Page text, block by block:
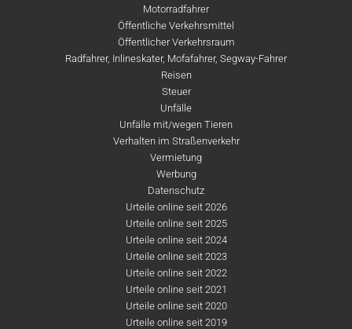
Motorradfahrer
Öffentliche Verkehrsmittel
Öffentlicher Verkehrsraum
Radfahrer, Inlineskater, Mofafahrer, Segway-Fahrer
Reisen
Steuer
Unfälle
Unfälle mit/wegen Tieren
Verhalten im Straßenverkehr
Vermietung
Werbung
Datenschutz
Urteile online seit 2026
Urteile online seit 2025
Urteile online seit 2024
Urteile online seit 2023
Urteile online seit 2022
Urteile online seit 2021
Urteile online seit 2020
Urteile online seit 2019